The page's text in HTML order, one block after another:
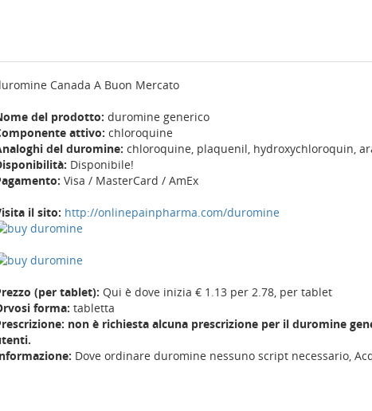
Canada A Buon Mercato
del prodotto: duromine generico
attivo: chloroquine
del duromine: chloroquine, plaquenil, hydroxychloroquin,
Disponibile!
Visa / MasterCard / AmEx
il sito: http://onlinepainpharma.com/duromine
(per tablet): Qui è dove inizia € 1.13 per 2.78, per tablet
forma: tabletta
non è richiesta alcuna prescrizione per il duromine
Dove ordinare duromine nessuno script necessario,